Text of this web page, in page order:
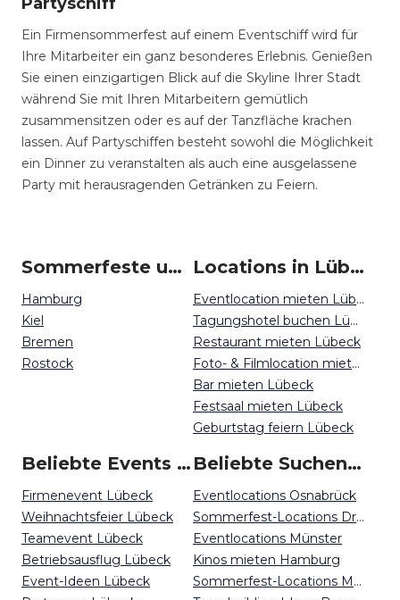
Ein Firmensommerfest auf einem Eventschiff wird für
Ihre Mitarbeiter ein ganz besonderes Erlebnis. Genießen
Sie einen einzigartigen Blick auf die Skyline Ihrer Stadt
während Sie mit Ihren Mitarbeitern gemütlich
zusammensitzen oder es auf der Tanzfläche krachen
lassen. Auf Partyschiffen besteht sowohl die Möglichkeit
ein Dinner zu veranstalten als auch eine ausgelassene
Party mit herausragenden Getränken zu Feiern.
Sommerfeste um Lübeck
Hamburg
Kiel
Bremen
Rostock
Locations in Lübeck mieten
Eventlocation mieten Lübeck
Tagungshotel buchen Lübeck
Restaurant mieten Lübeck
Foto- & Filmlocation mieten Lübeck
Bar mieten Lübeck
Festsaal mieten Lübeck
Geburtstag feiern Lübeck
Beliebte Events in Lübeck
Firmenevent Lübeck
Weihnachtsfeier Lübeck
Teamevent Lübeck
Betriebsausflug Lübeck
Event-Ideen Lübeck
Beliebte Suchen auf Event Inc
Eventlocations Osnabrück
Sommerfest-Locations Dresden
Eventlocations Münster
Kinos mieten Hamburg
Sommerfest-Locations Münster